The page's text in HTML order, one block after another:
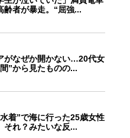
齢者が暴走。“屈強...
がなぜか開かない…20代女
”から見たものの...
着”で海に行った25歳女性
それ？みたいな反...